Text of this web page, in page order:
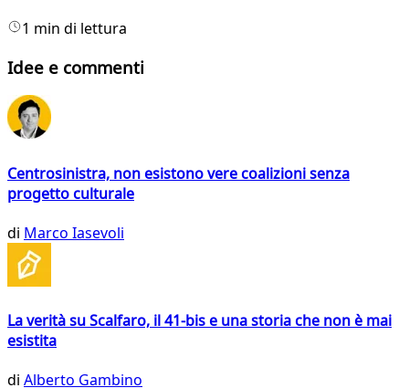
1 min di lettura
Idee e commenti
Centrosinistra, non esistono vere coalizioni senza
progetto culturale
di Marco Iasevoli
La verità su Scalfaro, il 41-bis e una storia che non è mai
esistita
di Alberto Gambino